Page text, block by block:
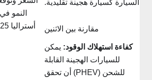
كسيارة هجينة تقليدية.
مقارنة بين الاثنين
كفاءة استهلاك الوقود:يمكن
للسيارات الهجينة القابلة
للشحن (PHEV) أن تحقق
النمو في
أستراليا 2025